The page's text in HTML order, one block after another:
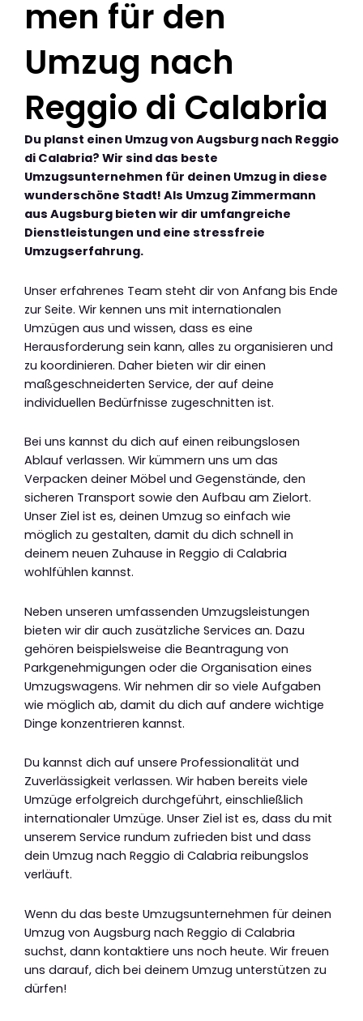
men für den
Umzug nach
Reggio di Calabria
Du planst einen Umzug von Augsburg nach Reggio
di Calabria? Wir sind das beste
Umzugsunternehmen für deinen Umzug in diese
wunderschöne Stadt! Als Umzug Zimmermann
aus Augsburg bieten wir dir umfangreiche
Dienstleistungen und eine stressfreie
Umzugserfahrung.
Unser erfahrenes Team steht dir von Anfang bis Ende
zur Seite. Wir kennen uns mit internationalen
Umzügen aus und wissen, dass es eine
Herausforderung sein kann, alles zu organisieren und
zu koordinieren. Daher bieten wir dir einen
maßgeschneiderten Service, der auf deine
individuellen Bedürfnisse zugeschnitten ist.
Bei uns kannst du dich auf einen reibungslosen
Ablauf verlassen. Wir kümmern uns um das
Verpacken deiner Möbel und Gegenstände, den
sicheren Transport sowie den Aufbau am Zielort.
Unser Ziel ist es, deinen Umzug so einfach wie
möglich zu gestalten, damit du dich schnell in
deinem neuen Zuhause in Reggio di Calabria
wohlfühlen kannst.
Neben unseren umfassenden Umzugsleistungen
bieten wir dir auch zusätzliche Services an. Dazu
gehören beispielsweise die Beantragung von
Parkgenehmigungen oder die Organisation eines
Umzugswagens. Wir nehmen dir so viele Aufgaben
wie möglich ab, damit du dich auf andere wichtige
Dinge konzentrieren kannst.
Du kannst dich auf unsere Professionalität und
Zuverlässigkeit verlassen. Wir haben bereits viele
Umzüge erfolgreich durchgeführt, einschließlich
internationaler Umzüge. Unser Ziel ist es, dass du mit
unserem Service rundum zufrieden bist und dass
dein Umzug nach Reggio di Calabria reibungslos
verläuft.
Wenn du das beste Umzugsunternehmen für deinen
Umzug von Augsburg nach Reggio di Calabria
suchst, dann kontaktiere uns noch heute. Wir freuen
uns darauf, dich bei deinem Umzug unterstützen zu
dürfen!